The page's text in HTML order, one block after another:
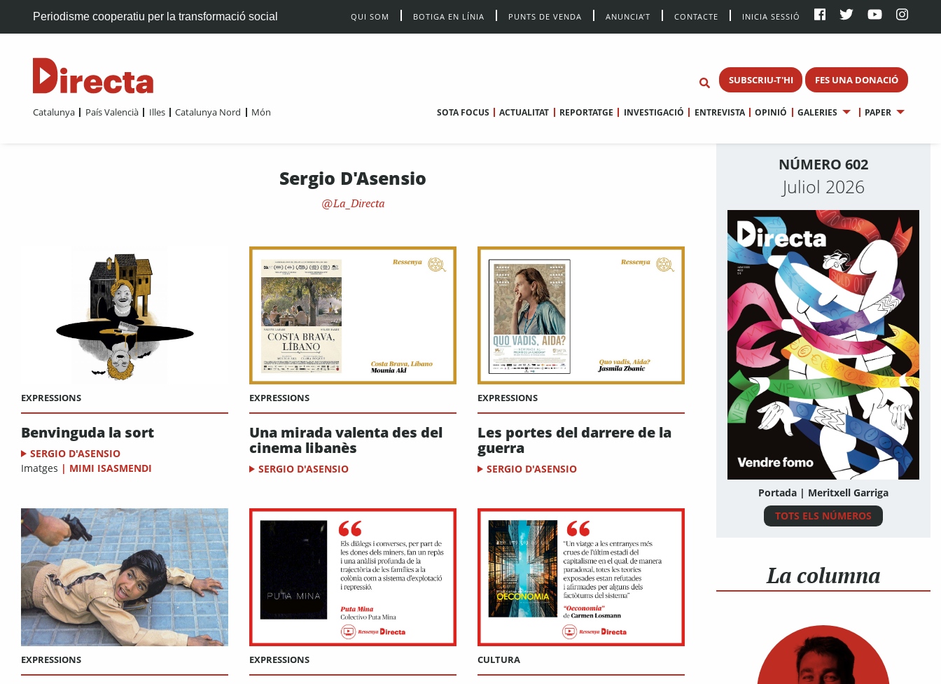
Periodisme cooperatiu per la transformació social QUI SOM BOTIGA EN LÍNIA PUNTS DE VENDA ANUNCIA’T CONTACTE INICIA SESSIÓ
SUBSCRIU-T'HI FES UNA DONACIÓ
Catalunya País Valencià Illes Catalunya Nord Món SOTA FOCUS ACTUALITAT REPORTATGE INVESTIGACIÓ ENTREVISTA OPINIÓ GALERIES PAPER
Sergio D'Asensio
La_Directa
EXPRESSIONS
Benvinguda la sort
SERGIO D'ASENSIO
Imatges | MIMI ISASMENDI
EXPRESSIONS
Una mirada valenta des del
cinema libanès
SERGIO D'ASENSIO
EXPRESSIONS
Les portes del darrere de la
guerra
SERGIO D'ASENSIO
EXPRESSIONS EXPRESSIONS CULTURA
NÚMERO 602
Juliol 2026
Portada | Meritxell Garriga
TOTS ELS NÚMEROS
La columna